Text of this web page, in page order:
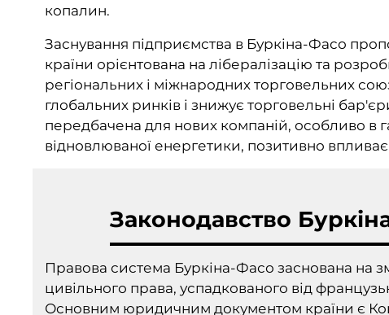
копалин.
Заснування підприємства в Буркіна-Фасо
країни орієнтована на лібералізацію та
регіональних і міжнародних торговельних
глобальних ринків і знижує торговельні
передбачена для нових компаній, особливо в
відновлюваної енергетики, позитивно
Законодавство
Правова система Буркіна-Фасо заснована на
цивільного права, успадкованого від
Основним юридичним документом країни є